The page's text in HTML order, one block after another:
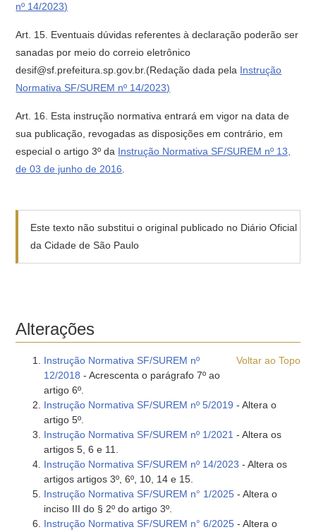
nº 14/2023)
Art. 15. Eventuais dúvidas referentes à declaração poderão ser
sanadas por meio do correio eletrônico
desif@sf.prefeitura.sp.gov.br.(Redação dada pela Instrução
Normativa SF/SUREM nº 14/2023)
Art. 16. Esta instrução normativa entrará em vigor na data de
sua publicação, revogadas as disposições em contrário, em
especial o artigo 3º da Instrução Normativa SF/SUREM nº 13,
de 03 de junho de 2016
Este texto não substitui o original publicado no Diário Oficial
da Cidade de São Paulo
Alterações
Voltar ao Topo
Instrução Normativa SF/SUREM nº
12/2018 - Acrescenta o parágrafo 7º ao
artigo 6º.
Instrução Normativa SF/SUREM nº 5/2019 - Altera o
artigo 5º.
Instrução Normativa SF/SUREM nº 1/2021 - Altera os
artigos 5, 6 e 11.
Instrução Normativa SF/SUREM nº 14/2023 - Altera os
artigos artigos 3º, 6º, 10, 14 e 15.
Instrução Normativa SF/SUREM n° 1/2025 - Altera o
inciso III do § 2º do artigo 3º.
Instrução Normativa SF/SUREM n° 6/2025 - Altera o